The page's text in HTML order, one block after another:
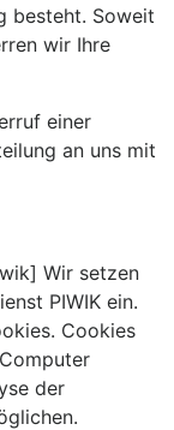
besteht. Soweit
wir Ihre
einer
an uns mit
Wir setzen
PIWIK ein.
Cookies
der